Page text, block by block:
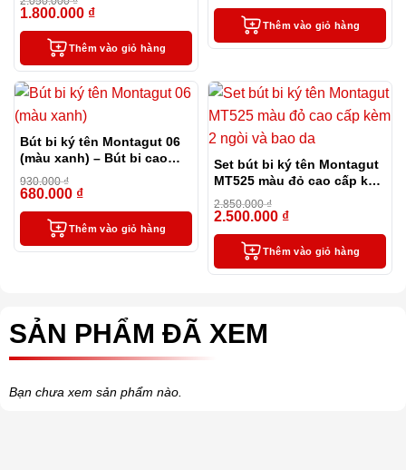
ngòi, túi và hộp
1.800.000 ₫
Thêm vào giỏ hàng
Thêm vào giỏ hàng
Bút bi ký tên Montagut 06
(màu xanh) – Bút bi cao
cấp làm quà tặng sếp
930.000₫
680.000 ₫
Thêm vào giỏ hàng
Set bút bi ký tên Montagut
MT525 màu đỏ cao cấp kèm
2 ngòi và bao da
2.850.000₫
2.500.000 ₫
Thêm vào giỏ hàng
SẢN PHẨM ĐÃ XEM
Bạn chưa xem sản phẩm nào.